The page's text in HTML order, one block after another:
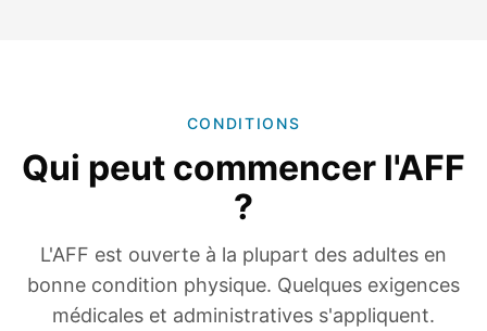
CONDITIONS
Qui peut commencer l'AFF
?
L'AFF est ouverte à la plupart des adultes en
bonne condition physique. Quelques exigences
médicales et administratives s'appliquent.